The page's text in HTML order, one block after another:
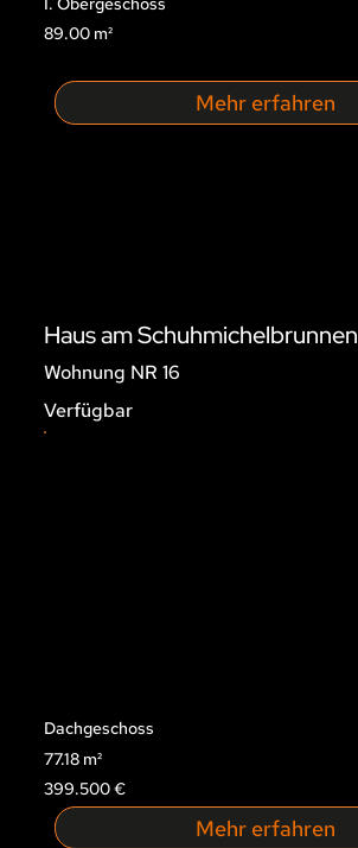
89.00 m²
Mehr erfahren
Haus am Schuhmichelbrunnen
Wohnung NR 16
Verfügbar
Dachgeschoss
77.18 m²
399.500 €
Mehr erfahren